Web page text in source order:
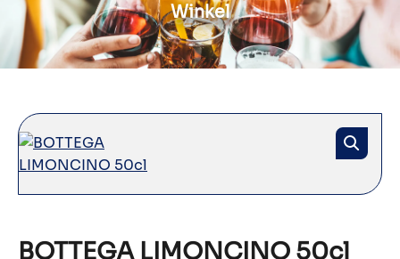
Winkel
BOTTEGA LIMONCINO 50cl